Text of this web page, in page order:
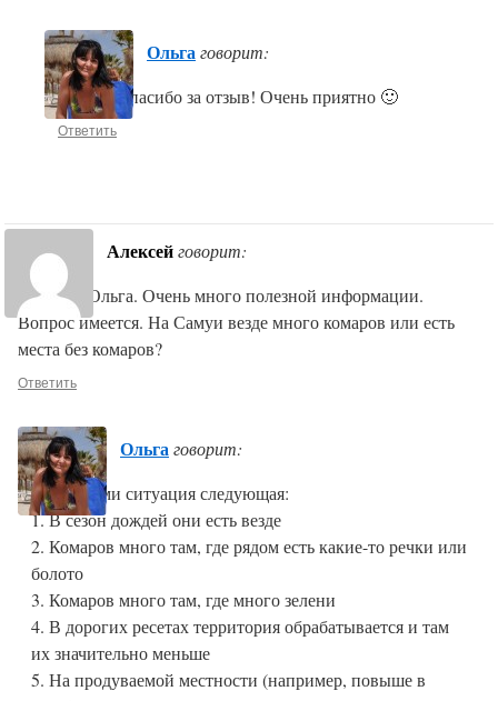
Ольгаговорит:
Лариса, спасибо за отзыв! Очень приятно 🙂
Ответить
Алексейговорит:
Спасибо Ольга. Очень много полезной информации.
Вопрос имеется. На Самуи везде много комаров или есть
места без комаров?
Ответить
Ольгаговорит:
С комарами ситуация следующая:
1. В сезон дождей они есть везде
2. Комаров много там, где рядом есть какие-то речки или
болото
3. Комаров много там, где много зелени
4. В дорогих ресетах территория обрабатывается и там
их значительно меньше
5. На продуваемой местности (например, повыше в